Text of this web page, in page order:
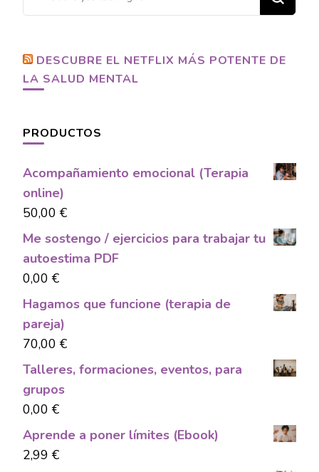
for
DESCUBRE EL NETFLIX MÁS POTENTE DE
LA SALUD MENTAL
PRODUCTOS
Acompañamiento emocional (Terapia
online)
50,00 €
Me sostengo / ejercicios para trabajar tu
autoestima PDF
0,00 €
Hagamos que funcione (terapia de
pareja)
70,00 €
Talleres, formaciones, eventos, para
grupos
0,00 €
Aprende a poner límites (Ebook)
2,99 €